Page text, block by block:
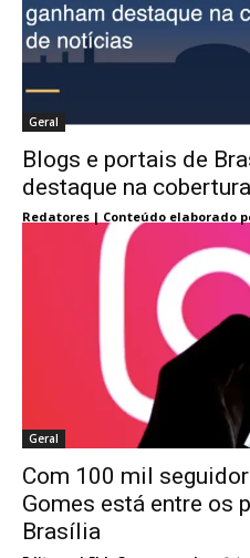
Geral
Blogs e portais de
destaque na
Redatores | Conteúdo elaborado
Geral
Com 100 mil
Gomes está entre os
Brasília